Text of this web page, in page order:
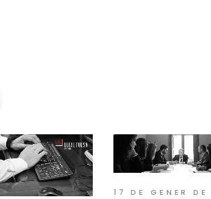
17 DE GENER DE